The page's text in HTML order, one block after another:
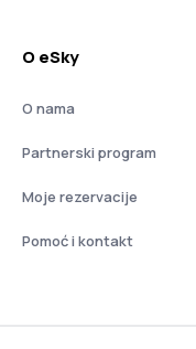
O eSky
O nama
Partnerski program
Moje rezervacije
Pomoć i kontakt